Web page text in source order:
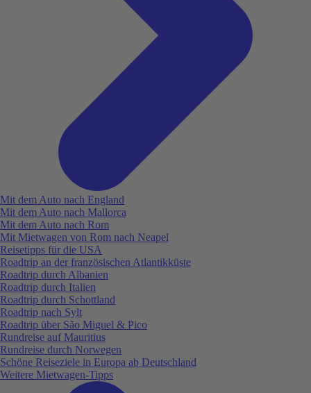
Mit dem Auto nach England
Mit dem Auto nach Mallorca
Mit dem Auto nach Rom
Mit Mietwagen von Rom nach Neapel
Reisetipps für die USA
Roadtrip an der französischen Atlantikküste
Roadtrip durch Albanien
Roadtrip durch Italien
Roadtrip durch Schottland
Roadtrip nach Sylt
Roadtrip über São Miguel & Pico
Rundreise auf Mauritius
Rundreise durch Norwegen
Schöne Reiseziele in Europa ab Deutschland
Weitere Mietwagen-Tipps